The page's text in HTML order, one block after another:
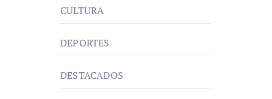
CULTURA
DEPORTES
DESTACADOS